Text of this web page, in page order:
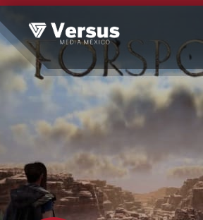
Skip
to
content
Buscar
Usuario